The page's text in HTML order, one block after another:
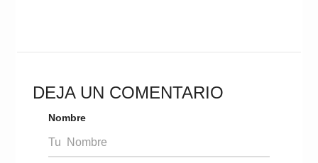
DEJA UN COMENTARIO
Nombre